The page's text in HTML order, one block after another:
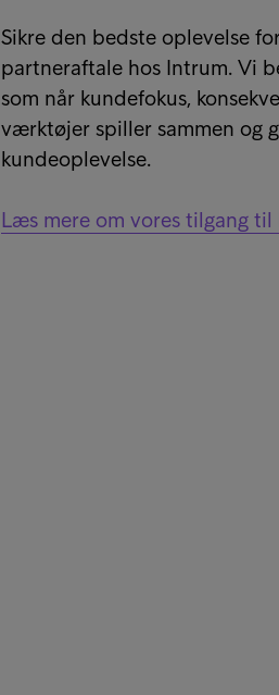
Sikre den bedste oplevelse
partneraftale hos Intrum. Vi
som når kundefokus,
værktøjer spiller sammen og
kundeoplevelse.
Læs mere om vores tilgang